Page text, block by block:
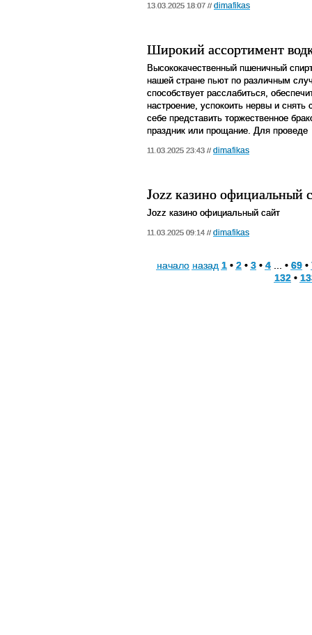
13.03.2025 18:07 // dimafikas
Широкий ассортимент
Высококачественный пшеничный
нашей стране пьют по различным
способствует расслабиться,
настроение, успокоить нервы и
себе представить торжественное
праздник или прощание. Для проведе
11.03.2025 23:43 // dimafikas
Jozz казино официальный
Jozz казино официальный сайт
11.03.2025 09:14 // dimafikas
начало назад 1• 2• 3• 4... • 69•
132•